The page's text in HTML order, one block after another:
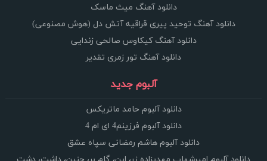
دانلود آهنگ میث ماسک
دانلود آهنگ توحید پیری قراقیه آتش دل (هوش مصنوعی)
دانلود آهنگ کیکاوس صالحی زندایی
دانلود آهنگ تور زمری تقدیر
آلبوم جدید
دانلود آلبوم حامد ماتریکس
دانلود آلبوم فرزینم4 ای ام 4
دانلود آلبوم هاشم رمضانی سپاه عشق